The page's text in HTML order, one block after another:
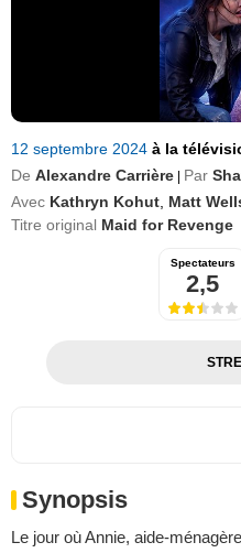
12 septembre 2024 à la
De Alexandre Carrière Par
Avec Kathryn Kohut Matt
Titre original Maid for Revenge
Spectateurs
2,5
Synopsis
Le jour où Annie, aide-